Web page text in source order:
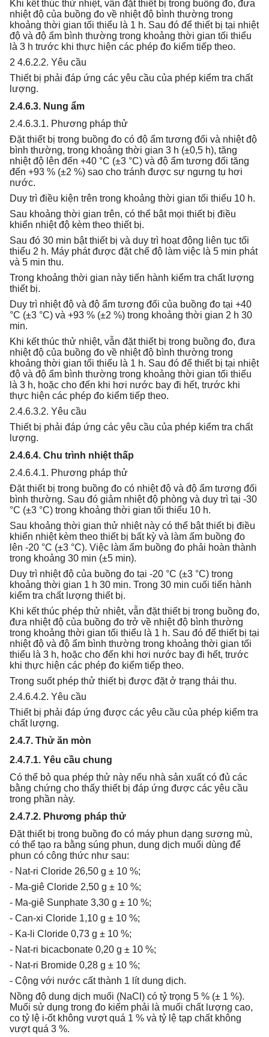
Khi kết thúc thử nhiệt, vẫn đặt thiết bị trong buồng đo, đưa
nhiệt độ của buồng đo về nhiệt độ bình thường trong
khoảng thời gian tối thiểu là 1 h. Sau đó để thiết bị tại nhiệt
độ và độ ẩm bình thường trong khoảng thời gian tối thiểu
là 3 h trước khi thực hiện các phép đo kiểm tiếp theo.
2 4.6.2.2. Yêu cầu
Thiết bị phải đáp ứng các yêu cầu của phép kiểm tra chất
lượng.
2.4.6.3. Nung ẩm
2.4.6.3.1. Phương pháp thử
Đặt thiết bị trong buồng đo có độ ẩm tương đối và nhiệt độ
bình thường, trong khoảng thời gian 3 h (±0,5 h), tăng
nhiệt độ lên đến +40 °C (±3 °C) và độ ẩm tương đối tăng
đến +93 % (±2 %) sao cho tránh được sự ngưng tụ hơi
nước.
Duy trì điều kiện trên trong khoảng thời gian tối thiểu 10 h.
Sau khoảng thời gian trên, có thể bật mọi thiết bị điều
khiển nhiệt độ kèm theo thiết bị.
Sau đó 30 min bật thiết bị và duy trì hoạt động liên tục tối
thiểu 2 h. Máy phát được đặt chế độ làm việc là 5 min phát
và 5 min thu.
Trong khoảng thời gian này tiến hành kiểm tra chất lượng
thiết bị.
Duy trì nhiệt độ và độ ẩm tương đối của buồng đo tại +40
°C (±3 °C) và +93 % (±2 %) trong khoảng thời gian 2 h 30
min.
Khi kết thúc thử nhiệt, vẫn đặt thiết bị trong buồng đo, đưa
nhiệt độ của buồng đo về nhiệt độ bình thường trong
khoảng thời gian tối thiểu là 1 h. Sau đó để thiết bị tại nhiệt
độ và độ ẩm bình thường trong khoảng thời gian tối thiểu
là 3 h, hoặc cho đến khi hơi nước bay đi hết, trước khi
thực hiện các phép đo kiểm tiếp theo.
2.4.6.3.2. Yêu cầu
Thiết bị phải đáp ứng các yêu cầu của phép kiểm tra chất
lượng.
2.4.6.4. Chu trình nhiệt thấp
2.4.6.4.1. Phương pháp thử
Đặt thiết bị trong buồng đo có nhiệt độ và độ ẩm tương đối
bình thường. Sau đó giảm nhiệt độ phòng và duy trì tại -30
°C (±3 °C) trong khoảng thời gian tối thiểu 10 h.
Sau khoảng thời gian thử nhiệt này có thể bật thiết bị điều
khiển nhiệt kèm theo thiết bị bất kỳ và làm ấm buồng đo
lên -20 °C (±3 °C). Việc làm ấm buồng đo phải hoàn thành
trong khoảng 30 min (±5 min).
Duy trì nhiệt độ của buồng đo tại -20 °C (±3 °C) trong
khoảng thời gian 1 h 30 min. Trong 30 min cuối tiến hành
kiểm tra chất lượng thiết bị.
Khi kết thúc phép thử nhiệt, vẫn đặt thiết bị trong buồng đo,
đưa nhiệt độ của buồng đo trở về nhiệt độ bình thường
trong khoảng thời gian tối thiểu là 1 h. Sau đó để thiết bị tại
nhiệt độ và độ ẩm bình thường trong khoảng thời gian tối
thiểu là 3 h, hoặc cho đến khi hơi nước bay đi hết, trước
khi thực hiện các phép đo kiểm tiếp theo.
Trong suốt phép thử thiết bị được đặt ở trạng thái thu.
2.4.6.4.2. Yêu cầu
Thiết bị phải đáp ứng được các yêu cầu của phép kiểm tra
chất lượng.
2.4.7. Thử ăn mòn
2.4.7.1. Yêu cầu chung
Có thể bỏ qua phép thử này nếu nhà sản xuất có đủ các
bằng chứng cho thấy thiết bị đáp ứng được các yêu cầu
trong phần này.
2.4.7.2. Phương pháp thử
Đặt thiết bị trong buồng đo có máy phun dạng sương mù,
có thể tạo ra bằng súng phun, dung dịch muối dùng để
phun có công thức như sau:
- Nat-ri Cloride 26,50 g ± 10 %;
- Ma-giê Cloride 2,50 g ± 10 %;
- Ma-giê Sunphate 3,30 g ± 10 %;
- Can-xi Cloride 1,10 g ± 10 %;
- Ka-li Cloride 0,73 g ± 10 %;
- Nat-ri bicacbonate 0,20 g ± 10 %;
- Nat-ri Bromide 0,28 g ± 10 %;
- Cộng với nước cất thành 1 lít dung dịch.
Nồng độ dung dịch muối (NaCl) có tỷ trọng 5 % (± 1 %).
Muối sử dụng trong đo kiểm phải là muối chất lượng cao,
co tỷ lệ i-ốt không vượt quá 1 % và tỷ lệ tạp chất không
vượt quá 3 %.